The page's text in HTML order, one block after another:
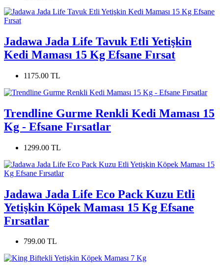
Jadawa Jada Life Tavuk Etli Yetişkin
Kedi Maması 15 Kg Efsane Fırsat
1175.00 TL
Trendline Gurme Renkli Kedi Maması 15
Kg - Efsane Fırsatlar
1299.00 TL
Jadawa Jada Life Eco Pack Kuzu Etli
Yetişkin Köpek Maması 15 Kg Efsane
Fırsatlar
799.00 TL